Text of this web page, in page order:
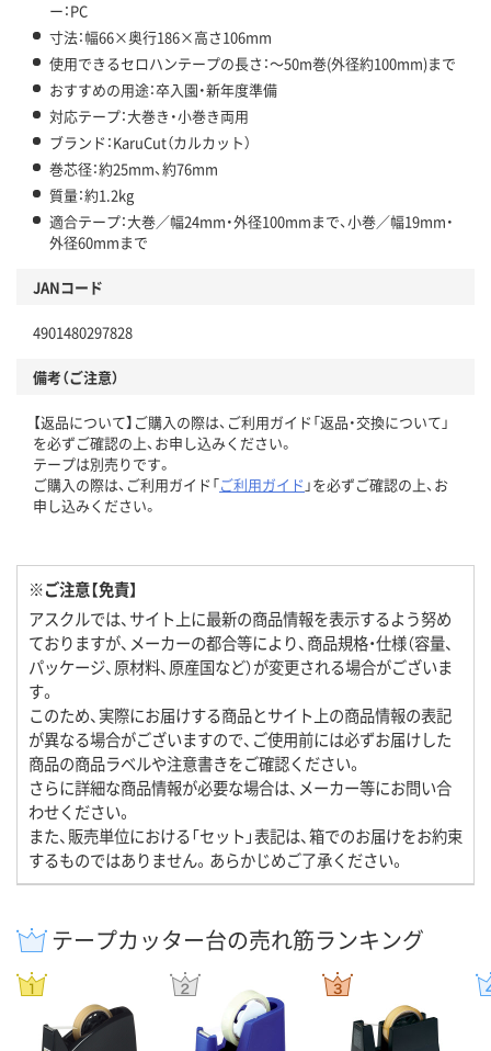
ー：PC
寸法：幅66×奥行186×高さ106mm
使用できるセロハンテープの長さ：～50m巻(外径約100mm)まで
おすすめの用途：卒入園・新年度準備
対応テープ：大巻き・小巻き両用
ブランド：KaruCut（カルカット）
巻芯径：約25mm、約76mm
質量：約1.2kg
適合テープ：大巻／幅24mm・外径100mmまで、小巻／幅19mm・
外径60mmまで
JANコード
4901480297828
備考（ご注意）
【返品について】ご購入の際は、ご利用ガイド「返品・交換について」
を必ずご確認の上、お申し込みください。
テープは別売りです。
ご購入の際は、ご利用ガイド「ご利用ガイド 」を必ずご確認の上、お
申し込みください。
※ご注意【免責】
アスクルでは、サイト上に最新の商品情報を表示するよう努め
ておりますが、メーカーの都合等により、商品規格・仕様（容量、
パッケージ、原材料、原産国など）が変更される場合がございま
す。
このため、実際にお届けする商品とサイト上の商品情報の表記
が異なる場合がございますので、ご使用前には必ずお届けした
商品の商品ラベルや注意書きをご確認ください。
さらに詳細な商品情報が必要な場合は、メーカー等にお問い合
わせください。
また、販売単位における「セット」表記は、箱でのお届けをお約束
するものではありません。あらかじめご了承ください。
テープカッター台の売れ筋ランキング